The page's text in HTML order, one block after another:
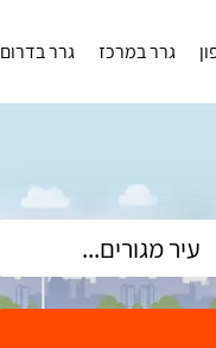
גרר במרכז גרר בדרום